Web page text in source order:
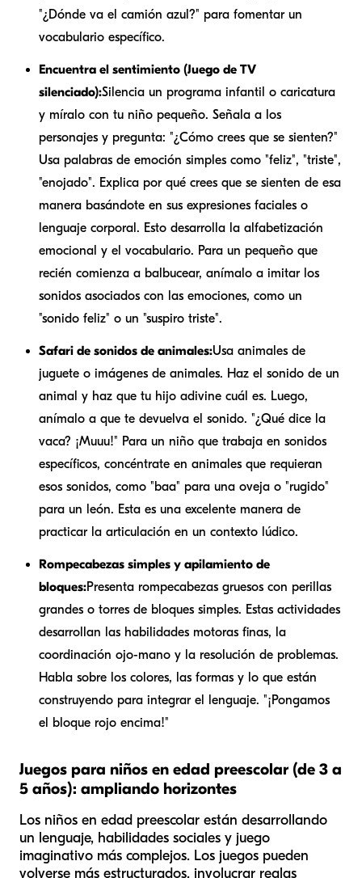
"¿Dónde va el camión azul?" para fomentar un
vocabulario específico.
Encuentra el sentimiento (Juego de TV
silenciado):Silencia un programa infantil o caricatura
y míralo con tu niño pequeño. Señala a los
personajes y pregunta: "¿Cómo crees que se sienten?"
Usa palabras de emoción simples como "feliz", "triste",
"enojado". Explica por qué crees que se sienten de esa
manera basándote en sus expresiones faciales o
lenguaje corporal. Esto desarrolla la alfabetización
emocional y el vocabulario. Para un pequeño que
recién comienza a balbucear, anímalo a imitar los
sonidos asociados con las emociones, como un
"sonido feliz" o un "suspiro triste".
Safari de sonidos de animales:Usa animales de
juguete o imágenes de animales. Haz el sonido de un
animal y haz que tu hijo adivine cuál es. Luego,
anímalo a que te devuelva el sonido. "¿Qué dice la
vaca? ¡Muuu!" Para un niño que trabaja en sonidos
específicos, concéntrate en animales que requieran
esos sonidos, como "baa" para una oveja o "rugido"
para un león. Esta es una excelente manera de
practicar la articulación en un contexto lúdico.
Rompecabezas simples y apilamiento de
bloques:Presenta rompecabezas gruesos con perillas
grandes o torres de bloques simples. Estas actividades
desarrollan las habilidades motoras finas, la
coordinación ojo-mano y la resolución de problemas.
Habla sobre los colores, las formas y lo que están
construyendo para integrar el lenguaje. "¡Pongamos
el bloque rojo encima!"
Juegos para niños en edad preescolar (de 3 a
5 años): ampliando horizontes
Los niños en edad preescolar están desarrollando
un lenguaje, habilidades sociales y juego
imaginativo más complejos. Los juegos pueden
volverse más estructurados, involucrar reglas